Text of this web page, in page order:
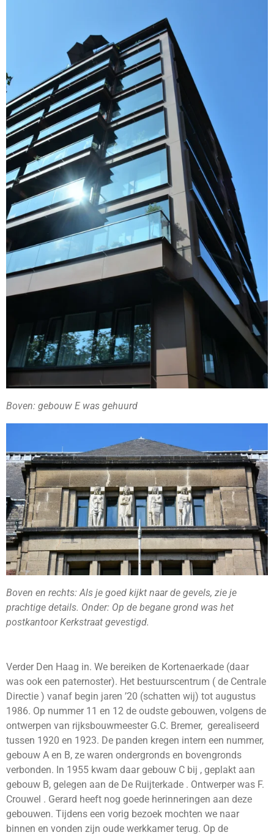
Boven: gebouw E was gehuurd
Boven en rechts: Als je goed kijkt naar de gevels, zie je
prachtige details. Onder: Op de begane grond was het
postkantoor Kerkstraat gevestigd.
Verder Den Haag in. We bereiken de Kortenaerkade (daar
was ook een paternoster). Het bestuurscentrum ( de Centrale
Directie ) vanaf begin jaren ’20 (schatten wij) tot augustus
1986. Op nummer 11 en 12 de oudste gebouwen, volgens de
ontwerpen van rijksbouwmeester G.C. Bremer, gerealiseerd
tussen 1920 en 1923. De panden kregen intern een nummer,
gebouw A en B, ze waren ondergronds en bovengronds
verbonden. In 1955 kwam daar gebouw C bij , geplakt aan
gebouw B, gelegen aan de De Ruijterkade . Ontwerper was F.
Crouwel . Gerard heeft nog goede herinneringen aan deze
gebouwen. Tijdens een vorig bezoek mochten we naar
binnen en vonden zijn oude werkkamer terug. Op de